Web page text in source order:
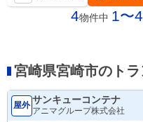
4物件中 1〜4
宮崎県宮崎市のト
屋外 サンキューコンテナ
アニマグループ株式会社